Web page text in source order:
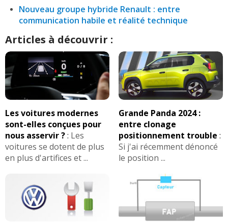
Nouveau groupe hybride Renault : entre
communication habile et réalité technique
Articles à découvrir :
Les voitures modernes
sont-elles conçues pour
nous asservir ?: Les
voitures se dotent de plus
en plus d'artifices et ...
Grande Panda 2024 :
entre clonage
positionnement trouble :
Si j'ai récemment dénoncé
le position ...